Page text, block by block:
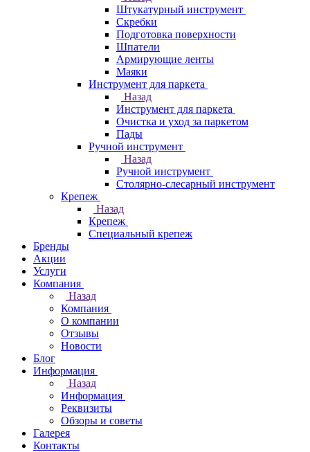
Штукатурный инструмент
Скребки
Подготовка поверхности
Шпатели
Армирующие ленты
Маяки
Инструмент для паркета
Назад
Инструмент для паркета
Очистка и уход за паркетом
Пады
Ручной инструмент
Назад
Ручной инструмент
Столярно-слесарный инструмент
Крепеж
Назад
Крепеж
Специальный крепеж
Бренды
Акции
Услуги
Компания
Назад
Компания
О компании
Отзывы
Новости
Блог
Информация
Назад
Информация
Реквизиты
Обзоры и советы
Галерея
Контакты